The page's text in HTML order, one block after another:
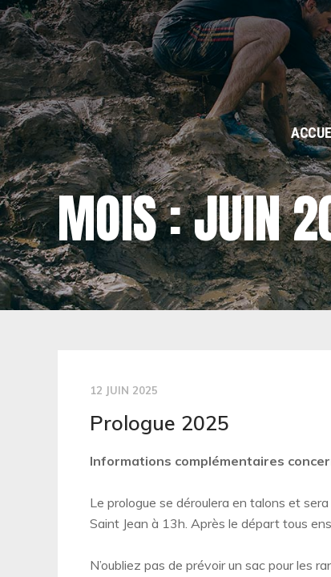
MOIS :JUIN
12 JUIN 2025
Prologue 2025
Informations complémentaires
Le prologue se déroulera en talons et sera
Saint Jean à 13h. Après le départ tous
N’oubliez pas de prévoir un sac pour les